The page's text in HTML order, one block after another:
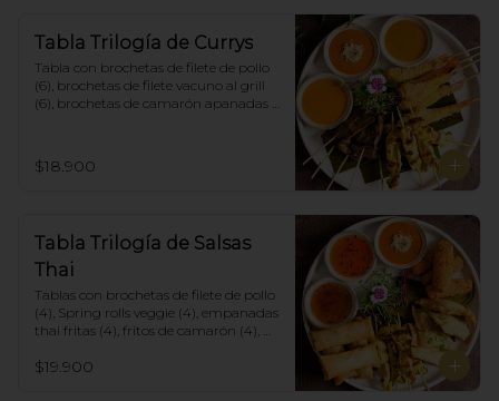
Tabla Trilogía de Currys
Tabla con brochetas de filete de pollo
(6), brochetas de filete vacuno al grill
(6), brochetas de camarón apanadas
amarillo.
$18.900
Tabla Trilogía de Salsas
Thai
Tablas con brochetas de filete de pollo
(4), Spring rolls veggie (4), empanadas
thai fritas (4), fritos de camarón (4),
Salsa de Maní y Soja spicy.
$19.900